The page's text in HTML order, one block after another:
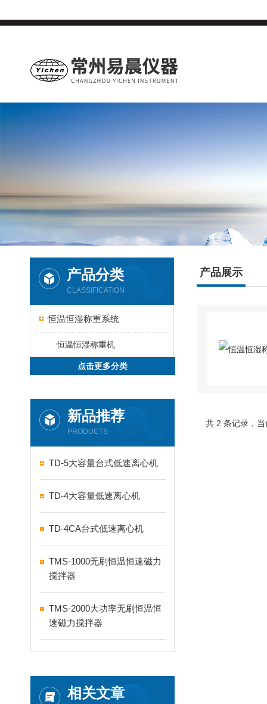
产品分类
CLASSIFICATION
恒温恒湿称重系统
恒温恒湿称重机
点击更多分类
新品推荐
PRODUCTS
TD-5大容量台式低速离心机
TD-4大容量低速离心机
TD-4CA台式低速离心机
TMS-1000无刷恒温恒速磁力
搅拌器
TMS-2000大功率无刷恒温恒
速磁力搅拌器
相关文章
产品展示
共 2 条记录，